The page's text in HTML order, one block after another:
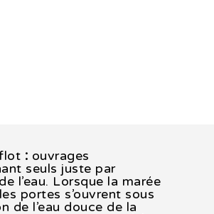
: ouvrages
seuls juste par
l’eau. Lorsque la marée
portes s’ouvrent sous
de l’eau douce de la